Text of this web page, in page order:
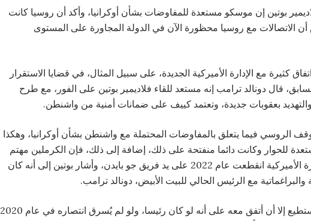
بوتين إن موسكو مستعدة للمفاوضات بشأن أوكرانيا، وأكد أن روسيا كانت
أن الاتصالات مع روسيا محظورة الآن في الدولة المجاورة على المستوى
كثيرة مع الإدارة الأميركية الجديدة، على سبيل المثال، في قضايا الاستقرار
قال دونالد ترامب إنه مستعد للقاء فلاديمير بوتين على الفور، مع طرح
بعقوبات جديدة، وتعتمد كييف على ضمانات أمنية من واشنطن.
الروسي فيما يتعلق بالمفاوضات المحتملة مع واشنطن بشأن أوكرانيا، وهكذا
للحوار وكانت دائما منفتحة على ذلك، إضافة إلى ذلك، فإن الكرملين مهتم
باستعادة أي اتصالات أخرى مع الإدارة الأميركية انقطعت عام 2022 على يد فريق جو بايدن، وأشار بوتين إلى أنه كان
والبراغماتية مع الرئيس الحالي للبيت الأبيض، دونالد ترامب.